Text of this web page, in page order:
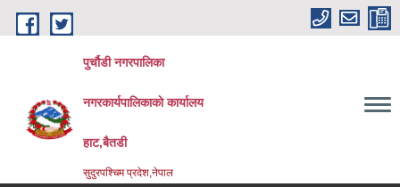
Skip to main content
पुर्चौडी नगरपालिका
नगरकार्यपालिकाकाे कार्यालय
हाट,बैतडी
सुदुरपश्चिम प्रदेश,नेपाल